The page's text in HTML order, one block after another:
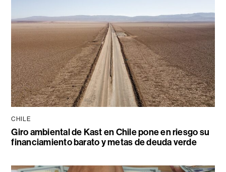
CHILE
Giro ambiental de Kast en Chile pone en riesgo su
financiamiento barato y metas de deuda verde